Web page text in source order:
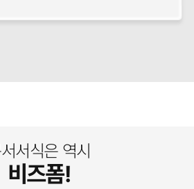
서식은 역시
비즈폼!